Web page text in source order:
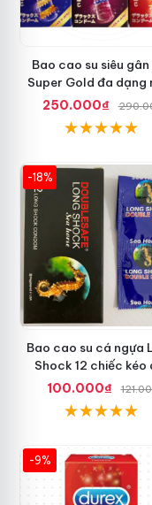
Bao cao su siêu
Super Gold đa dạng
mã mới lạ
250.000₫
-18%
Bao cao su cá ngựa
Shock 12 chiếc kéo
100.000₫
-9%